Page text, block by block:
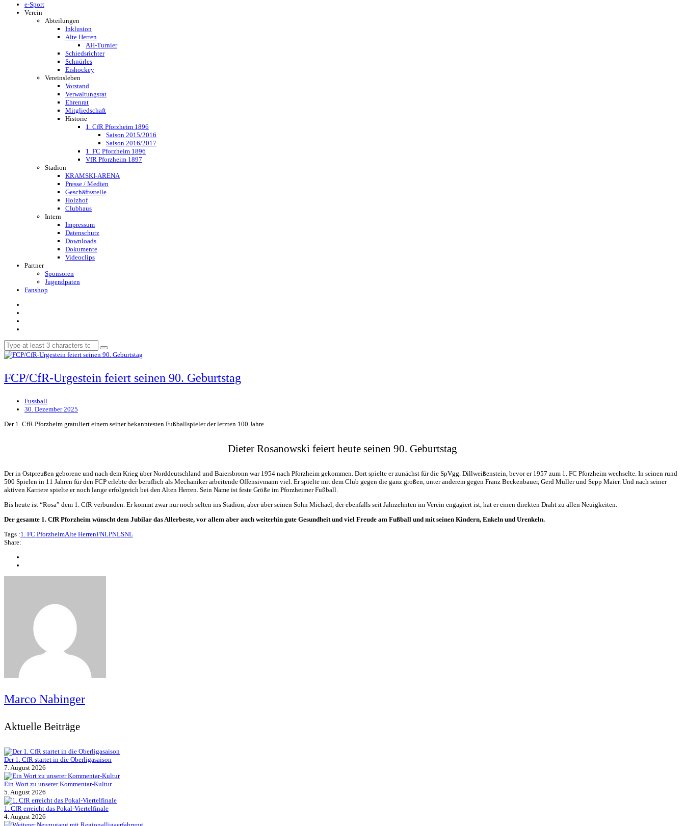
e-Sport
Verein
Abteilungen
Inklusion
Alte Herren
AH-Turnier
Schiedsrichter
Schnürles
Eishockey
Vereinsleben
Vorstand
Verwaltungsrat
Ehrenrat
Mitgliedschaft
Historie
1. CfR Pforzheim 1896
Saison 2015/2016
Saison 2016/2017
1. FC Pforzheim 1896
VfR Pforzheim 1897
Stadion
KRAMSKI-ARENA
Presse / Medien
Geschäftsstelle
Holzhof
Clubhaus
Intern
Impressum
Datenschutz
Downloads
Dokumente
Videoclips
Partner
Sponsoren
Jugendpaten
Fanshop
FCP/CfR-Urgestein feiert seinen 90. Geburtstag
Fussball
30. Dezember 2025
Der 1. CfR Pforzheim gratuliert einem seiner bekanntesten Fußballspieler der letzten 100 Jahre.
Dieter Rosanowski feiert heute seinen 90. Geburtstag
Der in Ostpreußen geborene und nach dem Krieg über Norddeutschland und Baiersbronn war 1954 nach Pforzheim gekommen. Dort spielte er zunächst für die SpVgg. Dillweißenstein, bevor er 1957 zum 1. FC Pforzheim wechselte. In seinen rund
500 Spielen in 11 Jahren für den FCP erlebte der beruflich als Mechaniker arbeitende Offensivmann viel. Er spielte mit dem Club gegen die ganz großen, unter anderem gegen Franz Beckenbauer, Gerd Müller und Sepp Maier. Und nach seiner
aktiven Karriere spielte er noch lange erfolgreich bei den Alten Herren. Sein Name ist feste Größe im Pforzheimer Fußball.
Bis heute ist “Rosa” dem 1. CfR verbunden. Er kommt zwar nur noch selten ins Stadion, aber über seinen Sohn Michael, der ebenfalls seit Jahrzehnten im Verein engagiert ist, hat er einen direkten Draht zu allen Neuigkeiten.
Der gesamte 1. CfR Pforzheim wünscht dem Jubilar das Allerbeste, vor allem aber auch weiterhin gute Gesundheit und viel Freude am Fußball und mit seinen Kindern, Enkeln und Urenkeln.
Tags :1. FC PforzheimAlte HerrenFNLPNLSNL
Share:
Marco Nabinger
Aktuelle Beiträge
Der 1. CfR startet in die Oberligasaison
7. August 2026
Ein Wort zu unserer Kommentar-Kultur
5. August 2026
1. CfR erreicht das Pokal-Viertelfinale
4. August 2026